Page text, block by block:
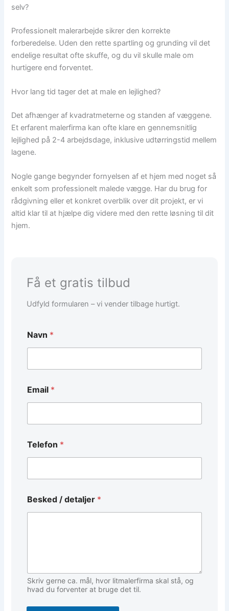
selv?
Professionelt malerarbejde sikrer den korrekte
forberedelse. Uden den rette spartling og grunding vil det
endelige resultat ofte skuffe, og du vil skulle male om
hurtigere end forventet.
Hvor lang tid tager det at male en lejlighed?
Det afhænger af kvadratmeterne og standen af væggene.
Et erfarent malerfirma kan ofte klare en gennemsnitlig
lejlighed på 2-4 arbejdsdage, inklusive udtørringstid mellem
lagene.
Nogle gange begynder fornyelsen af et hjem med noget så
enkelt som professionelt malede vægge. Har du brug for
rådgivning eller et konkret overblik over dit projekt, er vi
altid klar til at hjælpe dig videre med den rette løsning til dit
hjem.
Få et gratis tilbud
Udfyld formularen – vi vender tilbage hurtigt.
Navn *
Email *
m
a
l
*
Telefon *
Besked / detaljer *
Skriv gerne ca. mål, hvor litmalerfirma skal stå, og
hvad du forventer at bruge det til.